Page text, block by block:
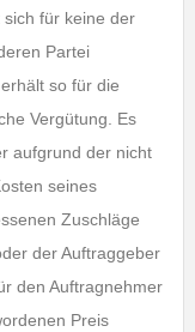
für keine der
Partei
so für die
Vergütung. Es
aufgrund der nicht
seines
Zuschläge
der Auftraggeber
den Auftragnehmer
Preis